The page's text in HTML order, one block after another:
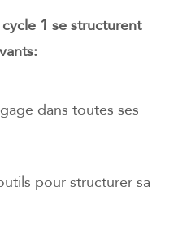
1 se structurent
dans toutes ses
pour structurer sa